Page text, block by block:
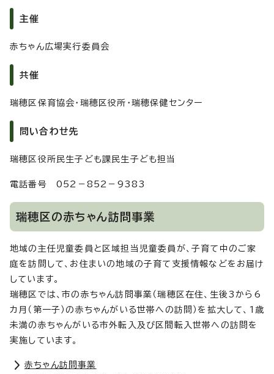
主催
赤ちゃん広場実行委員会
共催
瑞穂区保育協会・瑞穂区役所・瑞穂保健センター
問い合わせ先
瑞穂区役所民生子ども課民生子ども担当
電話番号 052－852－9383
瑞穂区の赤ちゃん訪問事業
地域の主任児童委員と区域担当児童委員が、子育て中のご家
庭を訪問して、お住まいの地域の子育て支援情報などをお届け
しています。
瑞穂区では、市の赤ちゃん訪問事業（瑞穂区在住、生後3から6
カ月（第一子）の赤ちゃんがいる世帯への訪問）を拡大して、1歳
未満の赤ちゃんがいる市外転入及び区間転入世帯への訪問を
実施しています。
赤ちゃん訪問事業